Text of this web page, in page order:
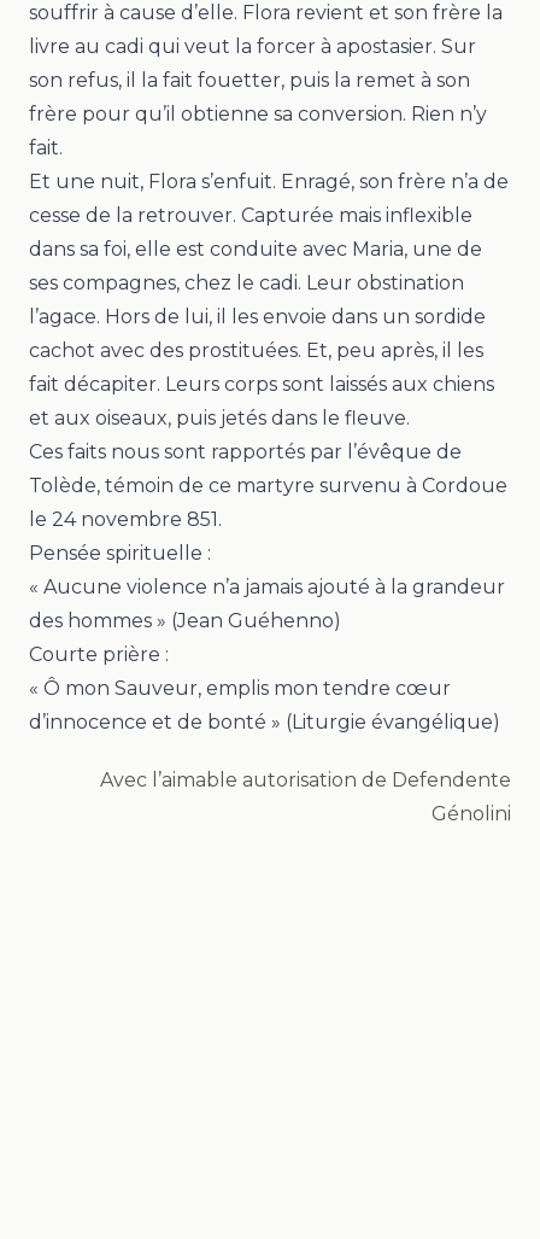
souffrir à cause d’elle. Flora revient et son frère la
livre au cadi qui veut la forcer à apostasier. Sur
son refus, il la fait fouetter, puis la remet à son
frère pour qu’il obtienne sa conversion. Rien n’y
fait.
Et une nuit, Flora s’enfuit. Enragé, son frère n’a de
cesse de la retrouver. Capturée mais inflexible
dans sa foi, elle est conduite avec Maria, une de
ses compagnes, chez le cadi. Leur obstination
l’agace. Hors de lui, il les envoie dans un sordide
cachot avec des prostituées. Et, peu après, il les
fait décapiter. Leurs corps sont laissés aux chiens
et aux oiseaux, puis jetés dans le fleuve.
Ces faits nous sont rapportés par l’évêque de
Tolède, témoin de ce martyre survenu à Cordoue
le 24 novembre 851.
Pensée spirituelle :
« Aucune violence n’a jamais ajouté à la grandeur
des hommes » (Jean Guéhenno)
Courte prière :
« Ô mon Sauveur, emplis mon tendre cœur
d’innocence et de bonté » (Liturgie évangélique)
Avec l’aimable autorisation de Defendente
Génolini